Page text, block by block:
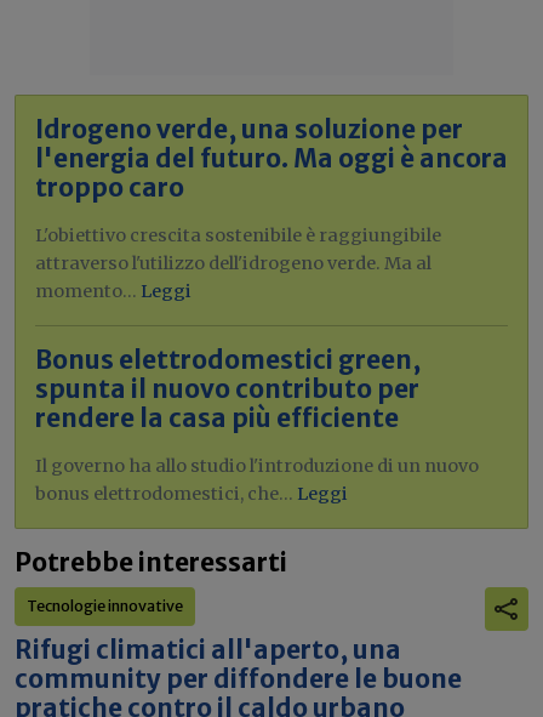
Idrogeno verde, una soluzione per
l'energia del futuro. Ma oggi è ancora
troppo caro
L'obiettivo crescita sostenibile è raggiungibile
attraverso l'utilizzo dell'idrogeno verde. Ma al
momento... Leggi
Bonus elettrodomestici green,
spunta il nuovo contributo per
rendere la casa più efficiente
Il governo ha allo studio l'introduzione di un nuovo
bonus elettrodomestici, che... Leggi
Potrebbe interessarti
Tecnologie innovative
Rifugi climatici all'aperto, una
community per diffondere le buone
pratiche contro il caldo urbano